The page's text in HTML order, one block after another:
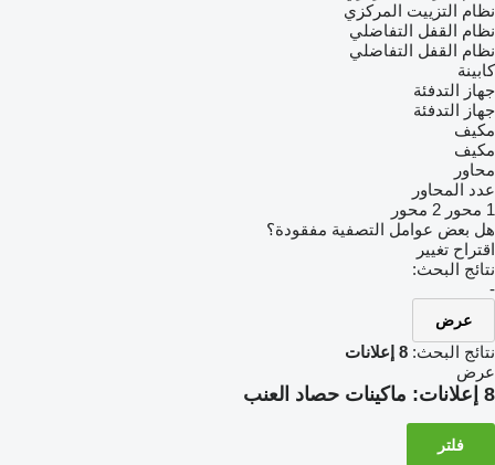
نظام التزييت المركزي
نظام القفل التفاضلي
نظام القفل التفاضلي
كابينة
جهاز التدفئة
جهاز التدفئة
مكيف
مكيف
محاور
عدد المحاور
1 محور
2 محور
هل بعض عوامل التصفية مفقودة؟
اقتراح تغيير
نتائج البحث:
-
عرض
نتائج البحث: 8 إعلانات
عرض
8 إعلانات: ماكينات حصاد العنب
فلتر